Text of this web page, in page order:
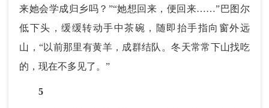
来她会学成归乡吗？”“她想回来，便回来……”巴图尔
低下头，缓缓转动手中茶碗，随即抬手指向窗外远
山，“以前那里有黄羊，成群结队。冬天常常下山找吃
的，现在不多见了。”
5